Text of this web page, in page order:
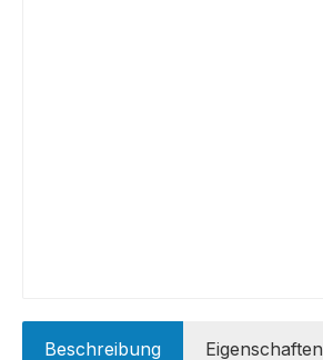
Beschreibung Eigenschaften